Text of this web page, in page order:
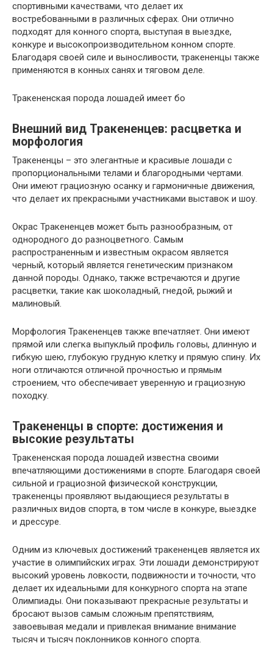
спортивными качествами, что делает их
востребованными в различных сферах. Они отлично
подходят для конного спорта, выступая в выездке,
конкуре и высокопроизводительном конном спорте.
Благодаря своей силе и выносливости, тракененцы также
применяются в конных санях и тяговом деле.
Тракененская порода лошадей имеет бо
Внешний вид Тракененцев: расцветка и
морфология
Тракененцы – это элегантные и красивые лошади с
пропорциональными телами и благородными чертами.
Они имеют грациозную осанку и гармоничные движения,
что делает их прекрасными участниками выставок и шоу.
Окрас Тракененцев может быть разнообразным, от
однородного до разноцветного. Самым
распространенным и известным окрасом является
черный, который является генетическим признаком
данной породы. Однако, также встречаются и другие
расцветки, такие как шоколадный, гнедой, рыжий и
малиновый.
Морфология Тракененцев также впечатляет. Они имеют
прямой или слегка выпуклый профиль головы, длинную и
гибкую шею, глубокую грудную клетку и прямую спину. Их
ноги отличаются отличной прочностью и прямым
строением, что обеспечивает уверенную и грациозную
походку.
Тракененцы в спорте: достижения и
высокие результаты
Тракененская порода лошадей известна своими
впечатляющими достижениями в спорте. Благодаря своей
сильной и грациозной физической конструкции,
тракененцы проявляют выдающиеся результаты в
различных видов спорта, в том числе в конкуре, выездке
и дрессуре.
Одним из ключевых достижений тракененцев является их
участие в олимпийских играх. Эти лошади демонстрируют
высокий уровень ловкости, подвижности и точности, что
делает их идеальными для конкурного спорта на этапе
Олимпиады. Они показывают прекрасные результаты и
бросают вызов самым сложным препятствиям,
завоевывая медали и привлекая внимание внимание
тысяч и тысяч поклонников конного спорта.